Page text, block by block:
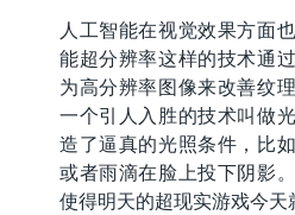
人工智能在视觉效果方面
能超分辨率这样的技术通
为高分辨率图像来改善纹
一个引人入胜的技术叫做
造了逼真的光照条件，比
或者雨滴在脸上投下阴影
使得明天的超现实游戏今天